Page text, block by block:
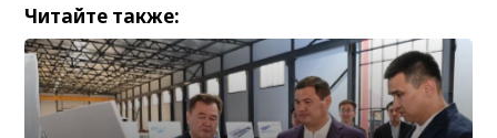
Читайте также: